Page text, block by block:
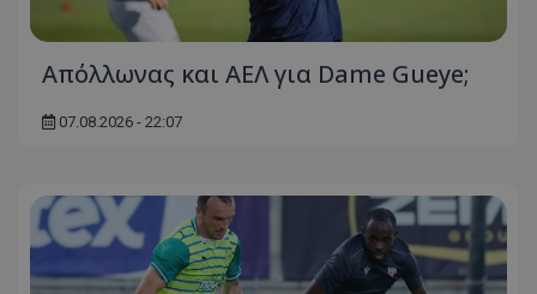
Απόλλωνας και ΑΕΛ για Dame Gueye;
07.08.2026 - 22:07